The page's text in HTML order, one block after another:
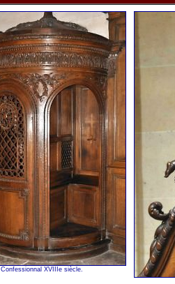
Confessionnal XVIIIe siècle.